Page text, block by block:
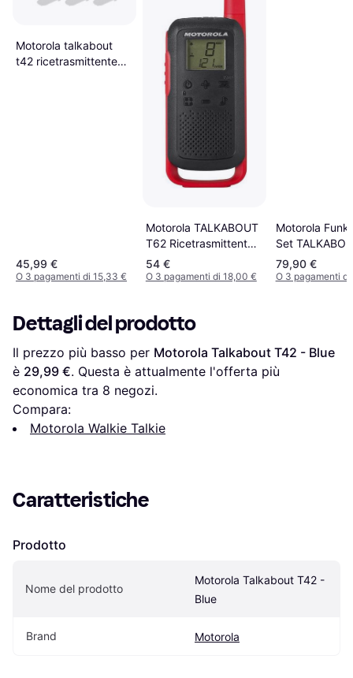
Motorola talkabout
t42 ricetrasmittente
45,99 €
O 3 pagamenti di 15,33 €
Motorola TALKABOUT
T62 Ricetrasmittente
16 Canali Blu
54 €
O 3 pagamenti di 18,00 €
Motorola
Set
rot 188043
79,90 €
O 3 pagamenti
Dettagli del prodotto
Il prezzo più basso per Motorola Talkabout T42 - Blue
è 29,99 €. Questa è attualmente l'offerta più
economica tra 8 negozi.
Compara:
Motorola Walkie Talkie
Caratteristiche
Prodotto
Nome del prodotto
Motorola Talkabout T42 -
Blue
Brand Motorola